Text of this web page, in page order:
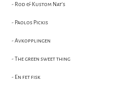
- Rod & Kustom Nat's
- Paolos Pickis
- Avkopplingen
- The green sweet thing
- En fet fisk